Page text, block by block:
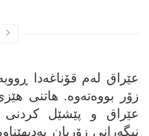
عێراق له‌م قۆناغه‌دا
زۆر بووه‌ته‌وه‌. هاتنی
عێراق و پێشێل کردنی
نیگه‌رانی زۆریان